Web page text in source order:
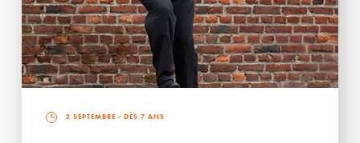
2 SEPTEMBRE - DÈS 7 ANS